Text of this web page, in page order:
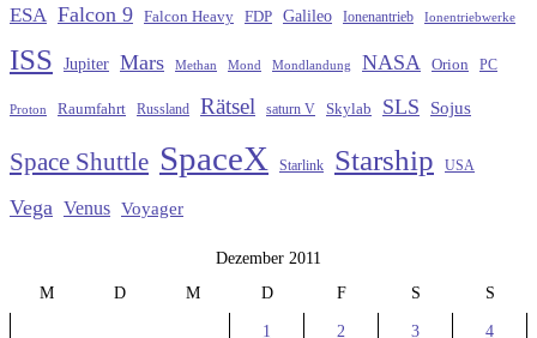
ESA Falcon 9 Falcon Heavy FDP Galileo Ionenantrieb Ionentriebwerke
ISS Jupiter Mars Methan Mond Mondlandung NASA Orion PC
Proton Raumfahrt Russland Rätsel saturn V Skylab SLS Sojus
Space Shuttle SpaceX Starlink Starship USA
Vega Venus Voyager
Dezember 2011
M
D M D F S S
1 2 3 4